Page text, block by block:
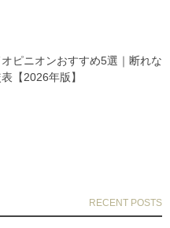
ピニオンおすすめ5選｜断れな
【2026年版】